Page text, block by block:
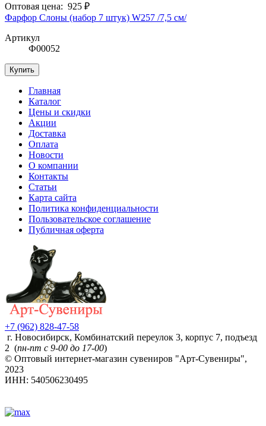
Оптовая цена: 925 ₽
Фарфор Слоны (набор 7 штук) W257 /7,5 см/
Артикул
Ф00052
Купить
Главная
Каталог
Цены и скидки
Акции
Доставка
Оплата
Новости
О компании
Контакты
Статьи
Карта сайта
Политика конфиденциальности
Пользовательское соглашение
Публичная оферта
+7 (962) 828-47-58
г. Новосибирск, Комбинатский переулок 3, корпус 7, подъезд
2 (пн-пт с 9-00 до 17-00)
© Оптовый интернет-магазин сувениров "Арт-Сувениры",
2023
ИНН: 540506230495